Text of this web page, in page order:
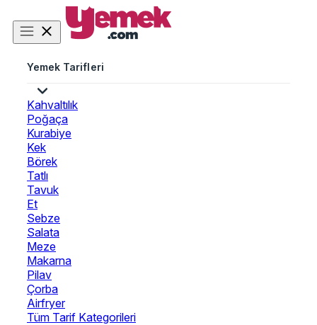
Yemek Tarifleri
Kahvaltılık
Poğaça
Kurabiye
Kek
Börek
Tatlı
Tavuk
Et
Sebze
Salata
Meze
Makarna
Pilav
Çorba
Airfryer
Tüm Tarif Kategorileri